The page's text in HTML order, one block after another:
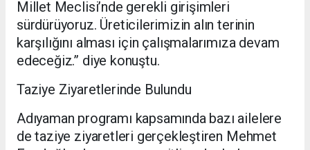
Millet Meclisi’nde gerekli girişimleri
sürdürüyoruz. Üreticilerimizin alın terinin
karşılığını alması için çalışmalarımıza devam
edeceğiz.” diye konuştu.
Taziye Ziyaretlerinde Bulundu
Adıyaman programı kapsamında bazı ailelere
de taziye ziyaretleri gerçekleştiren Mehmet